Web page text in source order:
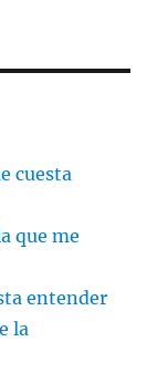
cuesta
que me
entender
la